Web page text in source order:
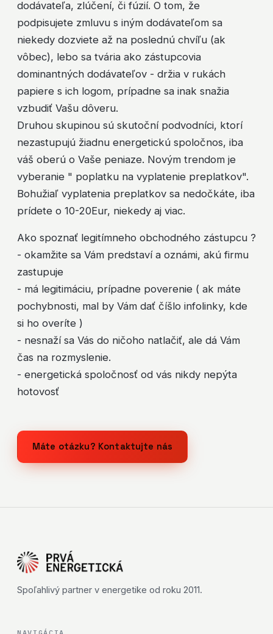
dodávateľa, zlúčení, či fúzií. O tom, že
podpisujete zmluvu s iným dodávateľom sa
niekedy dozviete až na poslednú chvíľu (ak
vôbec), lebo sa tvária ako zástupcovia
dominantných dodávateľov - držia v rukách
papiere s ich logom, prípadne sa inak snažia
vzbudiť Vašu dôveru.
Druhou skupinou sú skutoční podvodníci, ktorí
nezastupujú žiadnu energetickú spoločnos, iba
váš oberú o Vaše peniaze. Novým trendom je
vyberanie " poplatku na vyplatenie preplatkov".
Bohužiaľ vyplatenia preplatkov sa nedočkáte, iba
prídete o 10-20Eur, niekedy aj viac.
Ako spoznať legitímneho obchodného zástupcu ?
- okamžite sa Vám predstaví a oznámi, akú firmu
zastupuje
- má legitimáciu, prípadne poverenie ( ak máte
pochybnosti, mal by Vám dať číšlo infolinky, kde
si ho overíte )
- nesnaží sa Vás do ničoho natlačiť, ale dá Vám
čas na rozmyslenie.
- energetická spoločnosť od vás nikdy nepýta
hotovosť
Máte otázku? Kontaktujte nás
Spoľahlivý partner v energetike od roku 2011.